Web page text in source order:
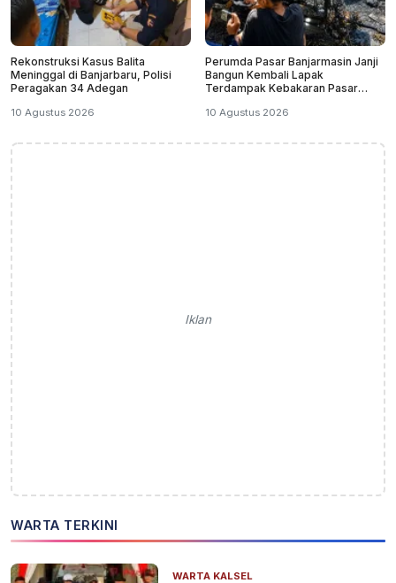
Rekonstruksi Kasus Balita
Meninggal di Banjarbaru, Polisi
Peragakan 34 Adegan
10 Agustus 2026
Perumda Pasar Banjarmasin Janji
Bangun Kembali Lapak
Terdampak Kebakaran Pasar
10 Agustus 2026
Iklan
WARTA TERKINI
WARTA KALSEL